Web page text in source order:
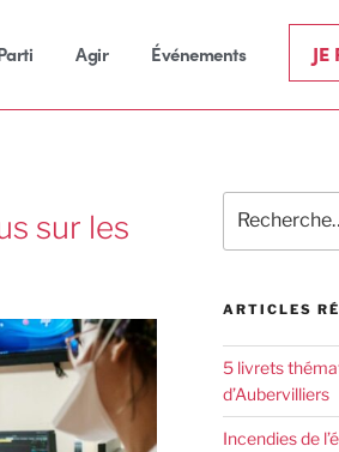
Agir Événements JE
sur les
ARTICLES
5 livrets
d’Aubervilliers
Incendies de